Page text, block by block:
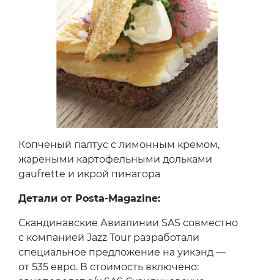
Копченый палтус с лимонным кремом,
жареными картофельными дольками
gaufrette и икрой пинагора
Детали от Posta-Magazine:
Скандинавские Авиалинии SAS совместно
с компанией Jazz Tour разработали
специальное предложение на уикэнд —
от 535 евро. В стоимость включено: